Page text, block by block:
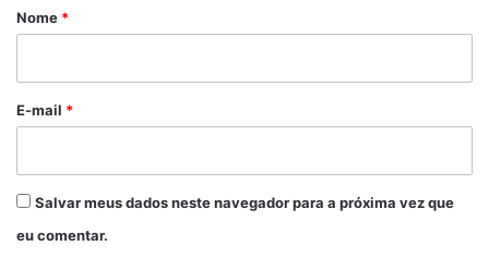
r
*
Nome *
E-mail *
Salvar meus dados neste navegador para a próxima vez que
eu comentar.